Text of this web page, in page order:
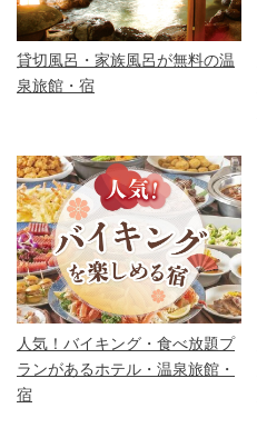
貸切風呂・家族風呂が無料の温
泉旅館・宿
人気！バイキング・食べ放題プ
ランがあるホテル・温泉旅館・
宿